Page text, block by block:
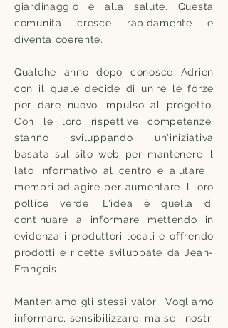
giardinaggio e alla salute. Questa
comunità cresce rapidamente e
diventa coerente.
Qualche anno dopo conosce Adrien
con il quale decide di unire le forze
per dare nuovo impulso al progetto.
Con le loro rispettive competenze,
stanno sviluppando un'iniziativa
basata sul sito web per mantenere il
lato informativo al centro e aiutare i
membri ad agire per aumentare il loro
pollice verde. L'idea è quella di
continuare a informare mettendo in
evidenza i produttori locali e offrendo
prodotti e ricette sviluppate da Jean-
François.
Manteniamo gli stessi valori. Vogliamo
informare, sensibilizzare, ma se i nostri